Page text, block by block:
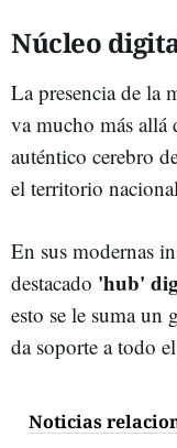
Núcleo
La presencia de la
va mucho más allá
auténtico cerebro
el territorio
En sus modernas
destacado 'hub'
esto se le suma un
da soporte a todo
Noticias